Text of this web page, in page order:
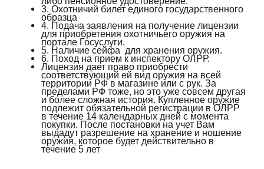
3. Охотничий билет единого государственного
образца
4. Подача заявления на получение лицензии
для приобретения охотничьего оружия на
портале Госуслуги.
5. Наличие сейфа для хранения оружия.
6. Поход на прием к инспектору ОЛРР.
Лицензия дает право приобрести
соответствующий ей вид оружия на всей
территории РФ в магазине или с рук. За
пределами РФ тоже, но это уже совсем другая
и более сложная история. Купленное оружие
подлежит обязательной регистрации в ОЛРР
в течение 14 календарных дней с момента
покупки. После постановки на учет Вам
выдадут разрешение на хранение и ношение
оружия, которое будет действительно в
течение 5 лет